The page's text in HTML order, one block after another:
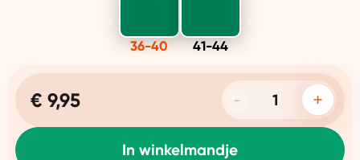
36-40 41-44
€ 9,95
In winkelmandje